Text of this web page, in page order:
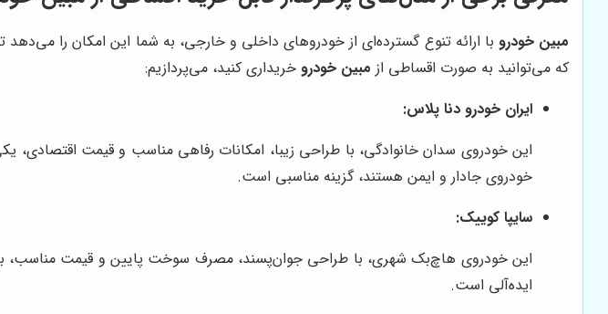
مبین خودرو با ارائه تنوع گسترده‌ای از خودروهای داخلی و خارجی، به شما این امکان را
که می‌توانید به صورت اقساطی از مبین خودروخریداری کنید، می‌پردازیم:
ایران خودرو دنا پلاس:
این خودروی سدان خانوادگی، با طراحی زیبا، امکانات رفاهی مناسب و قیمت
خودروی جادار و ایمن هستند، گزینه مناسبی است.
سایپا کوییک:
این خودروی هاچ‌بک شهری، با طراحی جوان‌پسند، مصرف سوخت پایین و قیمت مناسب،
ایده‌آلی است.